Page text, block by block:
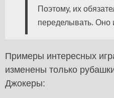
Поэтому, их
переделывать. Оно
Примеры интересных
изменены только
Джокеры: